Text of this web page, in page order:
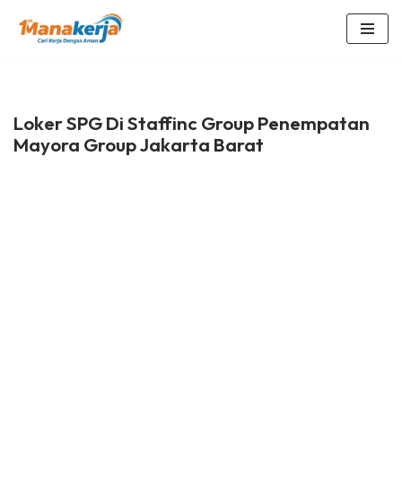
Loker SPG Di Staffinc Group Penempatan
Mayora Group Jakarta Barat